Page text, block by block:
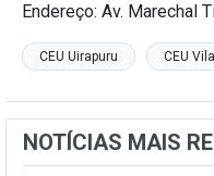
Endereço: Av. Marechal
CEU Uirapuru CEU
NOTÍCIAS MAIS